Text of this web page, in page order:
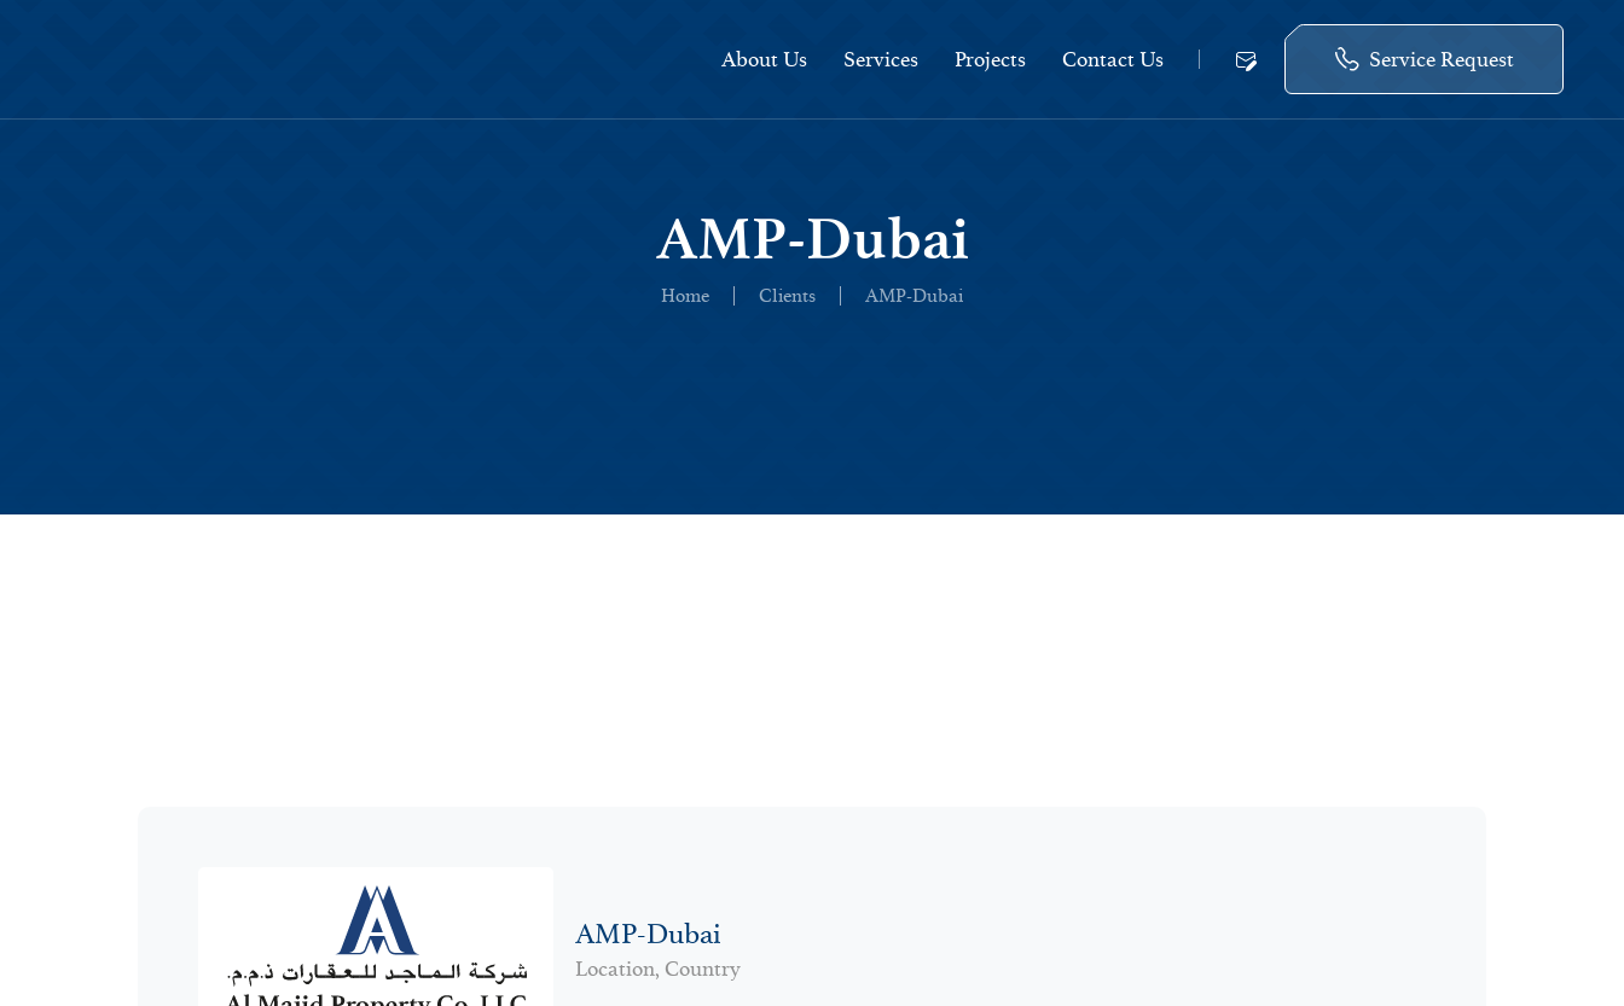
About Us Services Projects Contact Us Service Request
AMP-Dubai
Home Clients AMP-Dubai
AMP-Dubai
Location, Country